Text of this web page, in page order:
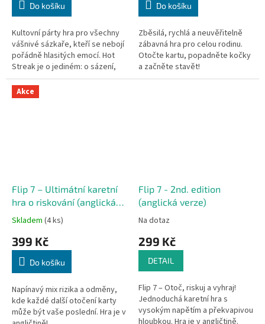
Do košíku
Kultovní párty hra pro všechny
vášnivé sázkaře, kteří se nebojí
pořádně hlasitých emocí. Hot
Streak je o jediném: o sázení,
zběsilém závodění a
nefalšovaném ječení!...
Do košíku
Zběsilá, rychlá a neuvěřitelně
zábavná hra pro celou rodinu.
Otočte kartu, popadněte kočky
a začněte stavět!
Akce
Flip 7 – Ultimátní karetní
hra o riskování (anglická
verze)
Skladem (4 ks)
399 Kč
Do košíku
Napínavý mix rizika a odměny,
kde každé další otočení karty
může být vaše poslední. Hra je v
Flip 7 - 2nd. edition
(anglická verze)
Na dotaz
299 Kč
DETAIL
Flip 7 – Otoč, riskuj a vyhraj!
Jednoduchá karetní hra s
vysokým napětím a překvapivou
hloubkou. Hra je v angličtině.